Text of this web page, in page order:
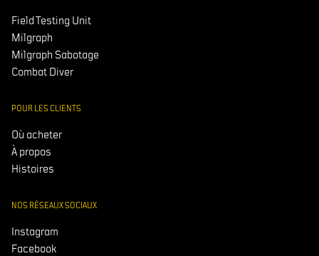
Field Testing Unit
Milgraph
Milgraph Sabotage
Combat Diver
POUR LES CLIENTS
Où acheter
À propos
Histoires
NOS RÉSEAUX SOCIAUX
Instagram
Facebook